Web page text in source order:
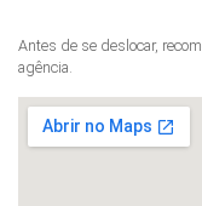
Antes de se deslocar,
agência.